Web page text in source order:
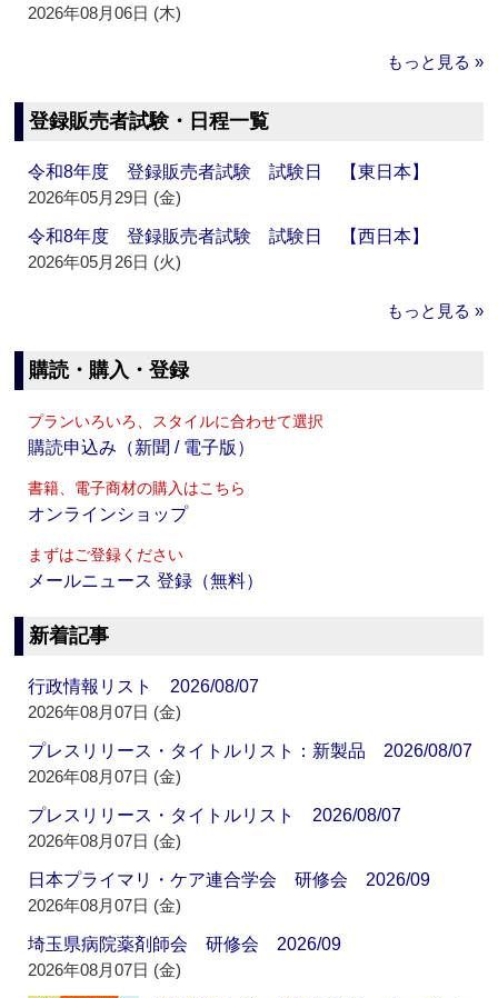
2026年08月06日 (木)
もっと見る »
登録販売者試験・日程一覧
令和8年度 登録販売者試験 試験日 【東日本】
2026年05月29日 (金)
令和8年度 登録販売者試験 試験日 【西日本】
2026年05月26日 (火)
もっと見る »
購読・購入・登録
プランいろいろ、スタイルに合わせて選択
購読申込み（新聞 / 電子版）
書籍、電子商材の購入はこちら
オンラインショップ
まずはご登録ください
メールニュース 登録（無料）
新着記事
行政情報リスト 2026/08/07
2026年08月07日 (金)
プレスリリース・タイトルリスト：新製品 2026/08/07
2026年08月07日 (金)
プレスリリース・タイトルリスト 2026/08/07
2026年08月07日 (金)
日本プライマリ・ケア連合学会 研修会 2026/09
2026年08月07日 (金)
埼玉県病院薬剤師会 研修会 2026/09
2026年08月07日 (金)